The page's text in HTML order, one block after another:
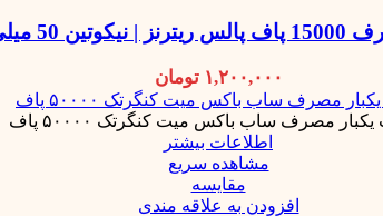
میلی گرم
۱,۲۰۰,۰۰۰ تومان
اطلاعات بیشتر
مشاهده سریع
مقایسه
افزودن به علاقه مندی